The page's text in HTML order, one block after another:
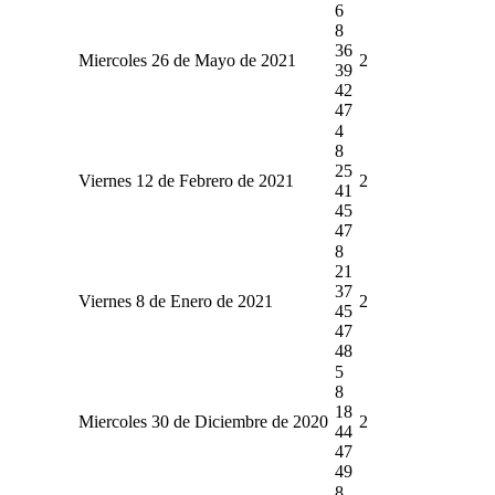
Miercoles 26 de Mayo de 2021
6
8
36
39
42
47
2
Viernes 12 de Febrero de 2021
4
8
25
41
45
47
2
Viernes 8 de Enero de 2021
8
21
37
45
47
48
2
Miercoles 30 de Diciembre de 2020
5
8
18
44
47
49
2